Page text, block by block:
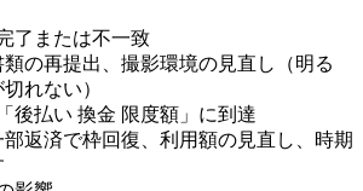
了または不一致
の再提出、撮影環境の見直し（明る
れない）
後払い 換金 限度額」に到達
返済で枠回復、利用額の見直し、時期